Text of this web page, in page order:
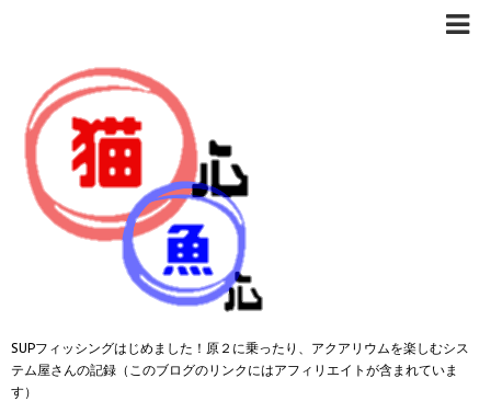
SUPフィッシングはじめました！原２に乗ったり、アクアリウムを楽しむシス
テム屋さんの記録（このブログのリンクにはアフィリエイトが含まれていま
す）